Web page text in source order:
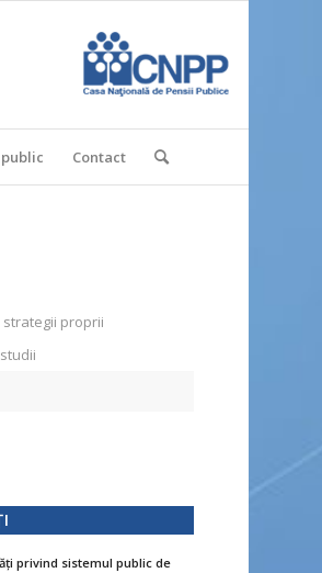
Contact
strategii proprii
privind sistemul public de